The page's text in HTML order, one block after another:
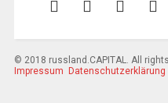
© 2018 russland.CAPITAL. All
Impressum
Datenschutzerklärung